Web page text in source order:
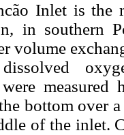
Inlet is the
in southern
volume
bottom over
of the inlet.